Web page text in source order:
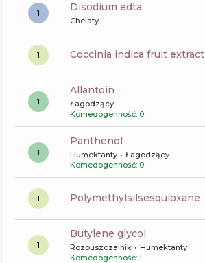
1 disodium edta
Chelaty
1 coccinia indica fruit extract
1
allantoin
Łagodzący
Komedogenność: 0
1
panthenol
Humektanty
Łagodzący
Komedogenność: 0
1 polymethylsilsesquioxane
1
butylene glycol
Rozpuszczalnik
Humektanty
Komedogenność: 1